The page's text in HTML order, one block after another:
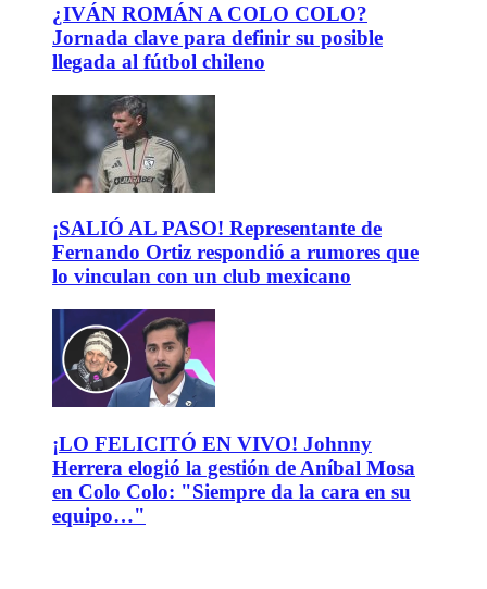
¿IVÁN ROMÁN A COLO COLO?
Jornada clave para definir su posible
llegada al fútbol chileno
¡SALIÓ AL PASO! Representante de
Fernando Ortiz respondió a rumores que
lo vinculan con un club mexicano
¡LO FELICITÓ EN VIVO! Johnny
Herrera elogió la gestión de Aníbal Mosa
en Colo Colo: "Siempre da la cara en su
equipo…"